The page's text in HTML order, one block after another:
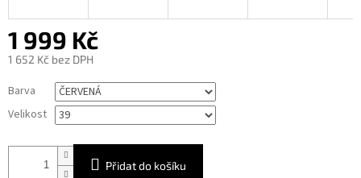
1 999 Kč
1 652 Kč bez DPH
cena:
Barva
Velikost
Přidat do košíku